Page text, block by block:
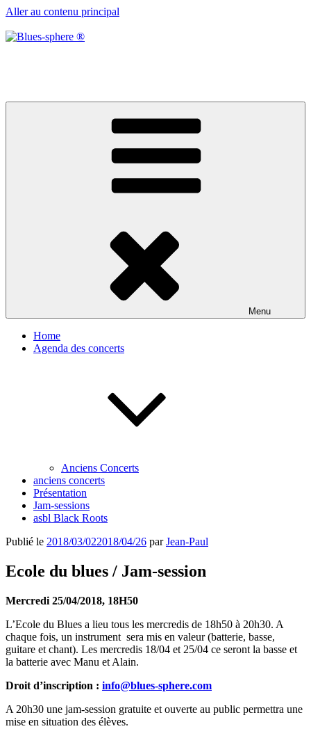
Aller au contenu principal
Menu
Home
Agenda des concerts
Anciens Concerts
anciens concerts
Présentation
Jam-sessions
asbl Black Roots
Publié le 2018/03/022018/04/26 parJean-Paul
Ecole du blues / Jam-session
Mercredi 25/04/2018, 18H50
L’Ecole du Blues a lieu tous les mercredis de 18h50 à 20h30. A
chaque fois, un instrument sera mis en valeur (batterie, basse,
guitare et chant). Les mercredis 18/04 et 25/04 ce seront la basse et
la batterie avec Manu et Alain.
Droit d’inscription : info@blues-sphere.com
A 20h30 une jam-session gratuite et ouverte au public permettra une
mise en situation des élèves.